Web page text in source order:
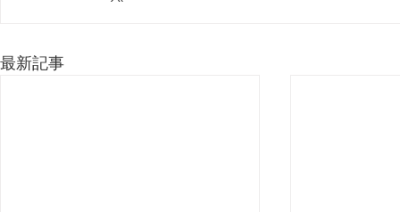
最新記事